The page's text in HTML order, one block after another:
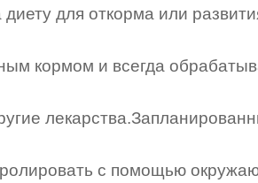
для откорма или
кормом и всегда
с помощью